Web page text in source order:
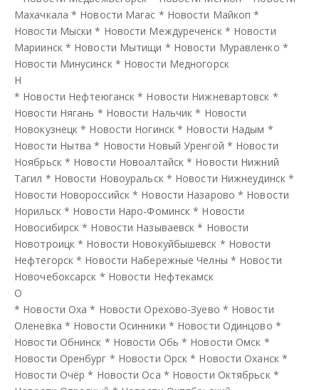
Махачкала * Новости Магас * Новости Майкоп *
Новости Мыски * Новости Междуреченск * Новости
Мариинск * Новости Мытищи * Новости Муравленко *
Новости Минусинск * Новости Медногорск
Н
* Новости Нефтеюганск * Новости Нижневартовск *
Новости Нягань * Новости Нальчик * Новости
Новокузнецк * Новости Ногинск * Новости Надым *
Новости Нытва * Новости Новый Уренгой * Новости
Ноябрьск * Новости Новоалтайск * Новости Нижний
Тагил * Новости Новоуральск * Новости Нижнеудинск *
Новости Новороссийск * Новости Назарово * Новости
Норильск * Новости Наро-Фоминск * Новости
Новосибирск * Новости Называевск * Новости
Новотроицк * Новости Новокуйбышевск * Новости
Нефтегорск * Новости Набережные Челны * Новости
Новочебоксарск * Новости Нефтекамск
О
* Новости Оха * Новости Орехово-Зуево * Новости
Оленевка * Новости Осинники * Новости Одинцово *
Новости Обнинск * Новости Обь * Новости Омск *
Новости Оренбург * Новости Орск * Новости Оханск *
Новости Очёр * Новости Оса * Новости Октябрьск *